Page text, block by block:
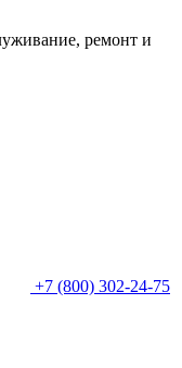
ремонт и
+7 (800) 302-24-75